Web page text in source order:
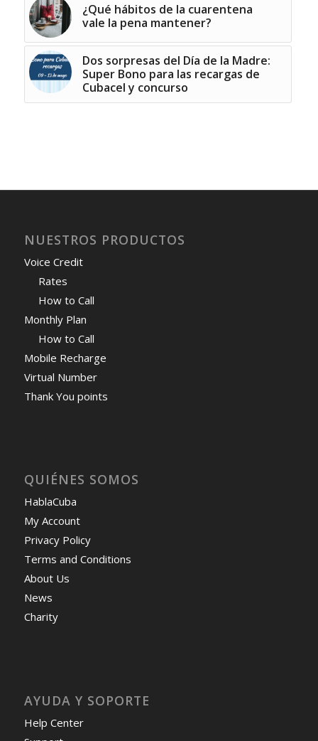
¿Qué hábitos de la cuarentena
vale la pena mantener?
Dos sorpresas del Día de la Madre:
Super Bono para las recargas de
Cubacel y concurso
NUESTROS PRODUCTOS
Voice Credit
Rates
How to Call
Monthly Plan
How to Call
Mobile Recharge
Virtual Number
Thank You points
QUIÉNES SOMOS
HablaCuba
My Account
Privacy Policy
Terms and Conditions
About Us
News
Charity
AYUDA Y SOPORTE
Help Center